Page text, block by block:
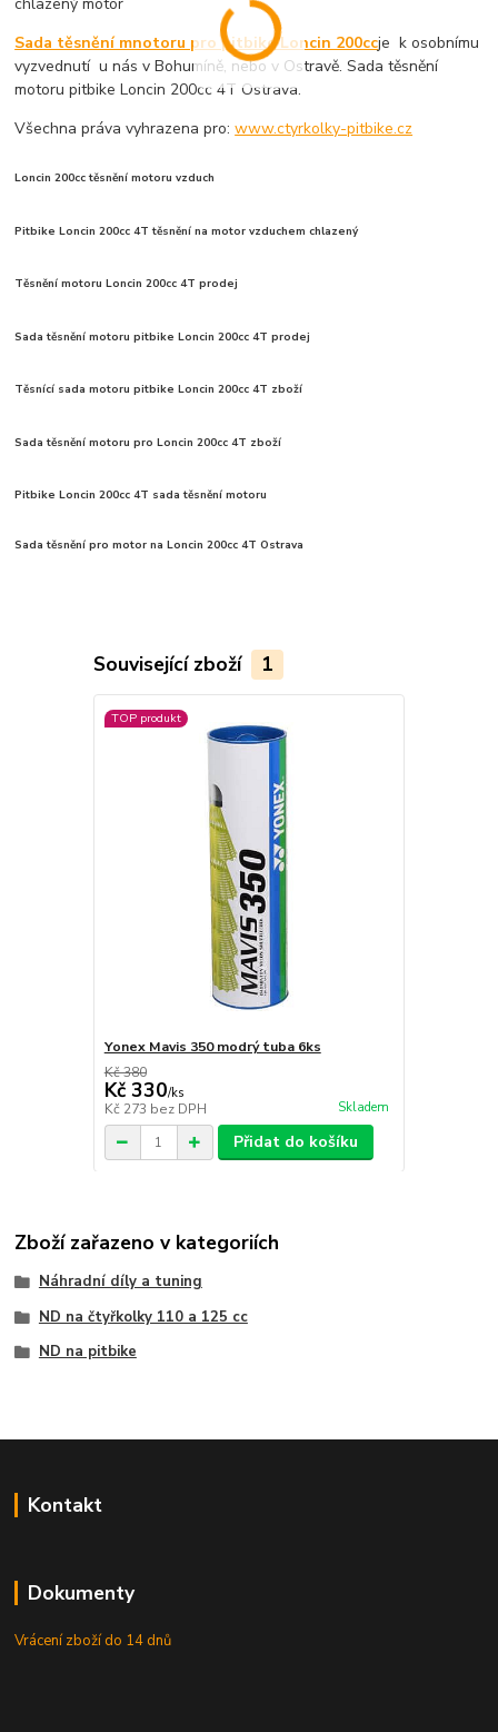
Sada těsnění mnotoru pro pitbike Loncin 200ccje k osobnímu
vyzvednutí u nás v Bohumíně, nebo v Ostravě. Sada těsnění
motoru pitbike Loncin 200cc 4T Ostrava.
Všechna práva vyhrazena pro:www.ctyrkolky-pitbike.cz
Loncin 200cc těsnění motoru vzduch
Pitbike Loncin 200cc 4T těsnění na motor vzduchem chlazený
Těsnění motoru Loncin 200cc 4T prodej
Sada těsnění motoru pitbike Loncin 200cc 4T prodej
Těsnící sada motorupitbike Loncin 200cc 4T zboží
Sada těsnění motoru pro Loncin 200cc 4T zboží
Pitbike Loncin 200cc 4T sada těsnění motoru
Sada těsnění pro motor na Loncin 200cc 4T Ostrava
Související zboží 1
TOP produkt
Yonex Mavis 350 modrý tuba 6ks
Kč 380
Kč 330/ks
Kč 273 bez DPH Skladem
Přidat do košíku
Zboží zařazeno v kategoriích
Náhradní díly a tuning
ND na čtyřkolky 110 a 125 cc
ND na pitbike
Kontakt
Dokumenty
Vrácení zboží do 14 dnů